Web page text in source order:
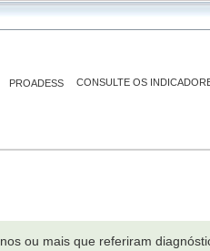
PROADESS CONSULTE OS
ou mais que referiram